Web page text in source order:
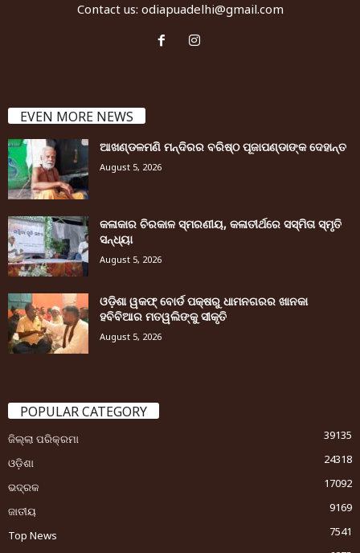
Contact us: odiapuadelhi@gmail.com
EVEN MORE NEWS
ଆଖଣ୍ଡଳମଣି ମନ୍ଦିରର ବରିଷ୍ଠ ପୂଜାପଣ୍ଡାଙ୍କ ଦେହାନ୍ତ
August 5, 2026
କଳାକାର ଚିରକାଳ ସ୍ମରଣୀୟ, କଳାତୀର୍ଥରେ ସସ୍ମିତା ସ୍ମୃତି
ସନ୍ଧ୍ୟା
August 5, 2026
ଓଡ଼ିଶା ୱକଫ୍ ବୋର୍ଡ ପକ୍ଷରୁ ଧାମନଗରର ଖାନକା
ହବିବିଆର ମତୱଲିଙ୍କୁ ସୀକୃତି
August 5, 2026
POPULAR CATEGORY
ଜିଲ୍ଲା ପରିକ୍ରମା
39135
ଓଡ଼ିଶା
24318
ଭଦ୍ରକ
17092
ଜାତୀୟ
9169
Top News
7541